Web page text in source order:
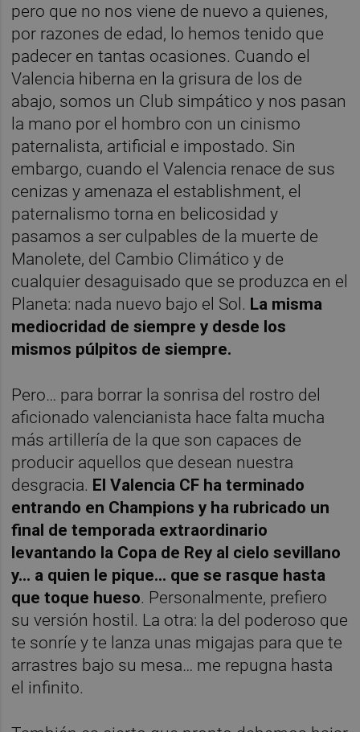
pero que no nos viene de nuevo a quienes,
por razones de edad, lo hemos tenido que
padecer en tantas ocasiones. Cuando el
Valencia hiberna en la grisura de los de
abajo, somos un Club simpático y nos pasan
la mano por el hombro con un cinismo
paternalista, artificial e impostado. Sin
embargo, cuando el Valencia renace de sus
cenizas y amenaza el establishment, el
paternalismo torna en belicosidad y
pasamos a ser culpables de la muerte de
Manolete, del Cambio Climático y de
cualquier desaguisado que se produzca en el
Planeta: nada nuevo bajo el Sol. La misma
mediocridad de siempre y desde los
mismos púlpitos de siempre.
Pero… para borrar la sonrisa del rostro del
aficionado valencianista hace falta mucha
más artillería de la que son capaces de
producir aquellos que desean nuestra
desgracia. El Valencia CF ha terminado
entrando en Champions y ha rubricado un
final de temporada extraordinario
levantando la Copa de Rey al cielo sevillano
y… a quien le pique… que se rasque hasta
que toque hueso. Personalmente, prefiero
su versión hostil. La otra: la del poderoso que
te sonríe y te lanza unas migajas para que te
arrastres bajo su mesa… me repugna hasta
el infinito.